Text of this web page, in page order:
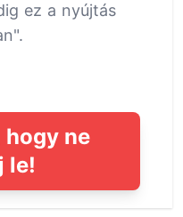
ez a nyújtás
ne
le!